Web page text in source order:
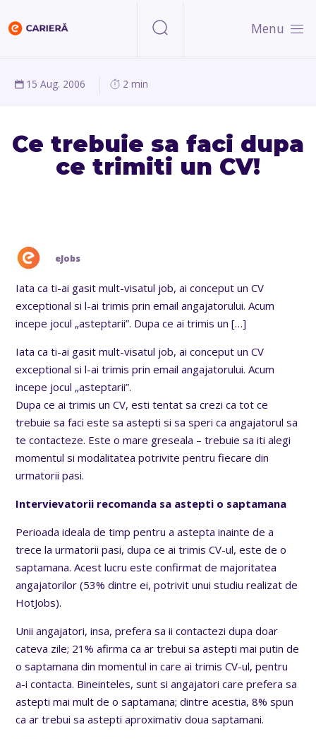
Menu
15 Aug. 2006 2 min
Ce trebuie sa faci dupa
ce trimiti un CV!
eJobs
Iata ca ti-ai gasit mult-visatul job, ai conceput un CV
exceptional si l-ai trimis prin email angajatorului. Acum
incepe jocul „asteptarii”. Dupa ce ai trimis un […]
Iata ca ti-ai gasit mult-visatul job, ai conceput un CV
exceptional si l-ai trimis prin email angajatorului. Acum
incepe jocul „asteptarii”.
Dupa ce ai trimis un CV, esti tentat sa crezi ca tot ce
trebuie sa faci este sa astepti si sa speri ca angajatorul sa
te contacteze. Este o mare greseala – trebuie sa iti alegi
momentul si modalitatea potrivite pentru fiecare din
urmatorii pasi.
Intervievatorii recomanda sa astepti o saptamana
Perioada ideala de timp pentru a astepta inainte de a
trece la urmatorii pasi, dupa ce ai trimis CV-ul, este de o
saptamana. Acest lucru este confirmat de majoritatea
angajatorilor (53% dintre ei, potrivit unui studiu realizat de
HotJobs).
Unii angajatori, insa, prefera sa ii contactezi dupa doar
cateva zile; 21% afirma ca ar trebui sa astepti mai putin de
o saptamana din momentul in care ai trimis CV-ul, pentru
a-i contacta. Bineinteles, sunt si angajatori care prefera sa
astepti mai mult de o saptamana; dintre acestia, 8% spun
ca ar trebui sa astepti aproximativ doua saptamani.